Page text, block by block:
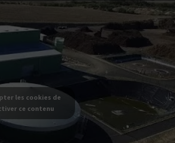
les cookies de
ce contenu